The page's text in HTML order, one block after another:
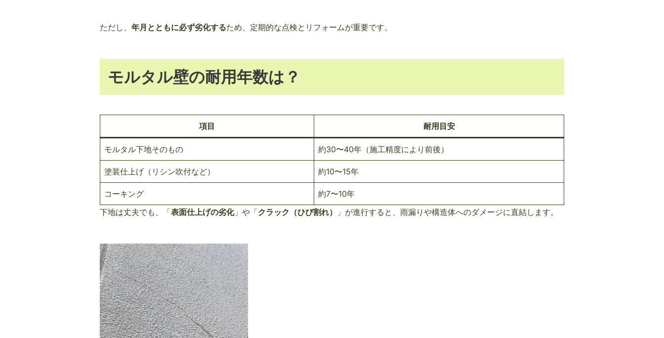
ただし、 年月とともに必ず劣化するため、定期的な点検とリフォームが重要です。
モルタル壁の耐用年数は？
項目 耐用目安
モルタル下地そのもの 約30〜40年（施工精度により前後）
塗装仕上げ（リシン吹付など） 約10〜15年
コーキング
約7〜10年
下地は丈夫でも、「表面仕上げの劣化」や「クラック（ひび割れ） 」が進行すると、雨漏りや構造体へのダメージに直結します。